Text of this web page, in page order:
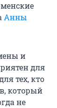
Анны
и
для
тех, кто
который
не